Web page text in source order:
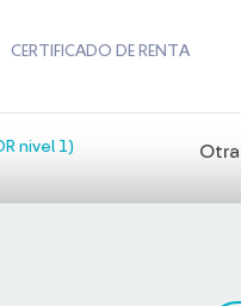
CERTIFICADO DE RENTA
nivel 1)